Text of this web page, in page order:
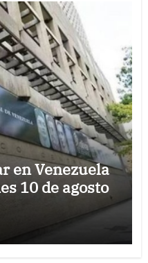
en Venezuela
10 de agosto